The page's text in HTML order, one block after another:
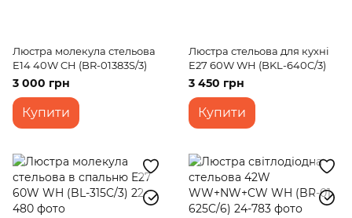
Люстра молекула стельова
E14 40W CH (BR-01383S/3)
3 000 грн
Купити
Люстра стельова для кухні
E27 60W WH (BKL-640C/3)
3 450 грн
Купити